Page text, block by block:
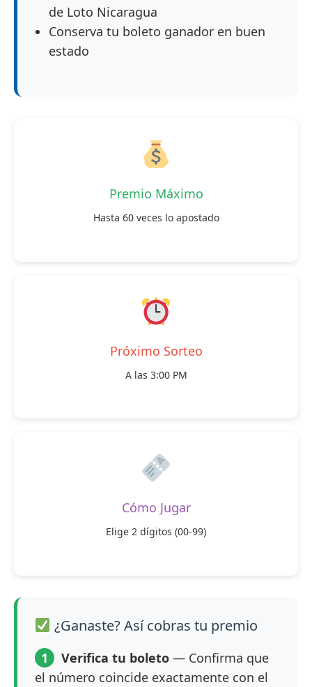
de Loto Nicaragua
Conserva tu boleto ganador en buen
estado
Premio Máximo
Hasta 60 veces lo apostado
Próximo Sorteo
A las 3:00 PM
Cómo Jugar
Elige 2 dígitos (00-99)
¿Ganaste? Así cobras tu premio
1 Verifica tu boleto — Confirma que
el número coincide exactamente con el